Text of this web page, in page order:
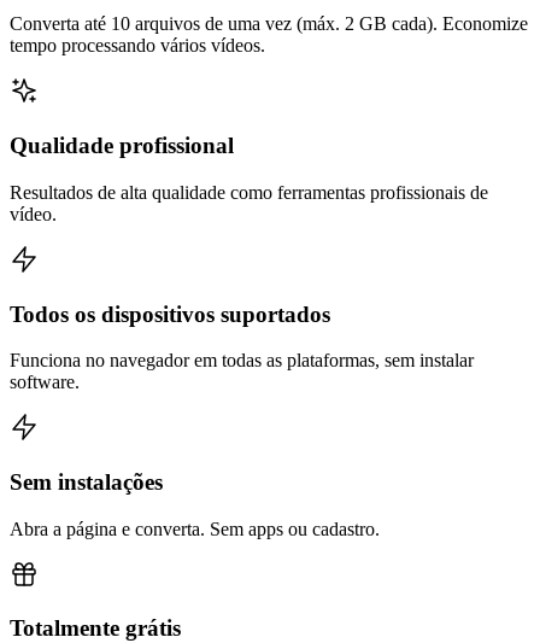
Converta até 10 arquivos de uma vez (máx. 2 GB cada). Economize
tempo processando vários vídeos.
Qualidade profissional
Resultados de alta qualidade como ferramentas profissionais de
vídeo.
Todos os dispositivos suportados
Funciona no navegador em todas as plataformas, sem instalar
software.
Sem instalações
Abra a página e converta. Sem apps ou cadastro.
Totalmente grátis